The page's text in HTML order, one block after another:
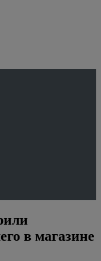
в магазине